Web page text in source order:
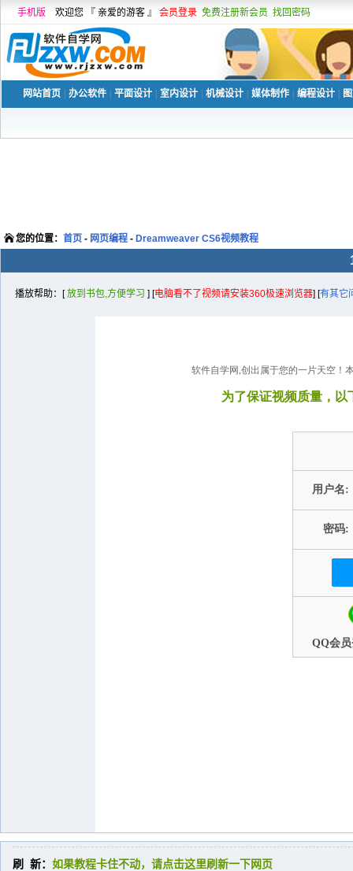
手机版 欢迎您 『 亲爱的游客 』 会员登录 免费注册新会员 找回密码
网站首页 办公软件 平面设计 室内设计 机械设计 媒体制作 编程设计
您的位置： 首页 - 网页编程 - Dreamweaver CS6视频教程
播放帮助：[放到书包,方便学习 ] [电脑看不了视频请安装360极速浏览器] [有其它
刷 新： 如果教程卡住不动，请点击这里刷新一下网页